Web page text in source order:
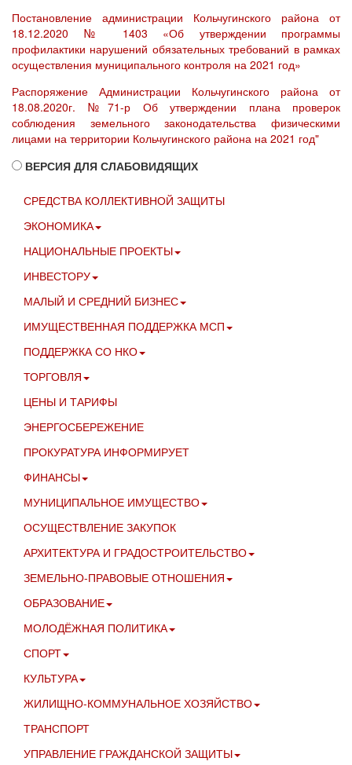
Постановление администрации Кольчугинского района от
18.12.2020 № 1403 «Об утверждении программы
профилактики нарушений обязательных требований в рамках
осуществления муниципального контроля на 2021 год»
Распоряжение Администрации Кольчугинского района от
18.08.2020г. №71-р Об утверждении плана проверок
соблюдения земельного законодательства физическими
лицами на территории Кольчугинского района на 2021 год"
ВЕРСИЯ ДЛЯ СЛАБОВИДЯЩИХ
СРЕДСТВА КОЛЛЕКТИВНОЙ ЗАЩИТЫ
ЭКОНОМИКА
НАЦИОНАЛЬНЫЕ ПРОЕКТЫ
ИНВЕСТОРУ
МАЛЫЙ И СРЕДНИЙ БИЗНЕС
ИМУЩЕСТВЕННАЯ ПОДДЕРЖКА МСП
ПОДДЕРЖКА СО НКО
ТОРГОВЛЯ
ЦЕНЫ И ТАРИФЫ
ЭНЕРГОСБЕРЕЖЕНИЕ
ПРОКУРАТУРА ИНФОРМИРУЕТ
ФИНАНСЫ
МУНИЦИПАЛЬНОЕ ИМУЩЕСТВО
ОСУЩЕСТВЛЕНИЕ ЗАКУПОК
АРХИТЕКТУРА И ГРАДОСТРОИТЕЛЬСТВО
ЗЕМЕЛЬНО-ПРАВОВЫЕ ОТНОШЕНИЯ
ОБРАЗОВАНИЕ
МОЛОДЁЖНАЯ ПОЛИТИКА
СПОРТ
КУЛЬТУРА
ЖИЛИЩНО-КОММУНАЛЬНОЕ ХОЗЯЙСТВО
ТРАНСПОРТ
УПРАВЛЕНИЕ ГРАЖДАНСКОЙ ЗАЩИТЫ